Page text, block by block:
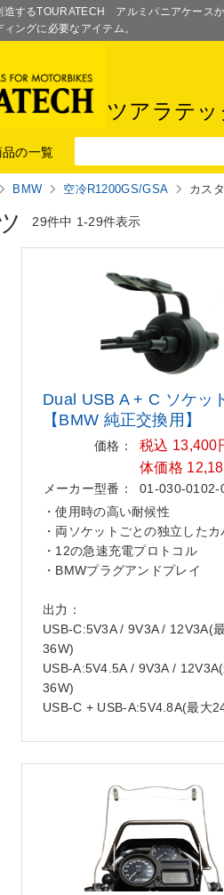
造するTOURATECH アルミパニアケース
ングに必要なアイテム。
ツアラテ
品の一覧
BMW 空冷R1200GS/GSA カス
29件中 1-29件表示
Dual USB A + C ソケッ
【BMW 純正交換用】
価格：
税込 13,400
体価格
メーカー型番：
01-030-0102-
・使用時の高い耐候性
・両ソケットごとの独立したカ
・12の急速充電プロトコル
・BMWプラグアンドプレイ
出力：
USB-C:5V3A / 9V3A / 12V3A(
36W)
USB-A:5V4.5A / 9V3A /
36W)
USB-C + USB-A:5V4.8A(最大